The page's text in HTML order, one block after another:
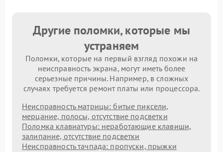
Другие поломки, которые мы
устраняем
Поломки, которые на первый взгляд похожи на
неисправность экрана, могут иметь более
серьезные причины. Например, в сложных
случаях требуется ремонт платы или процессора.
Неисправность матрицы: битые пиксели,
мерцание, полосы, отсутствие подсветки
Поломка клавиатуры: неработающие клавиши,
залипание, отсутствие подсветки
Неисправность тачпада: пропуски, прыжки